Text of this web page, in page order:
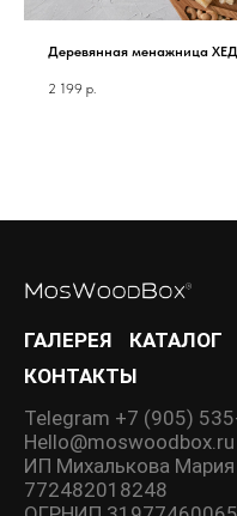
Деревянная менажница
2 199 р.
ГАЛЕРЕЯ КАТАЛОГ
КОНТАКТЫ
Telegram +7 (905)
Hello@moswoodbox.ru
ИП Михалькова
772482018248